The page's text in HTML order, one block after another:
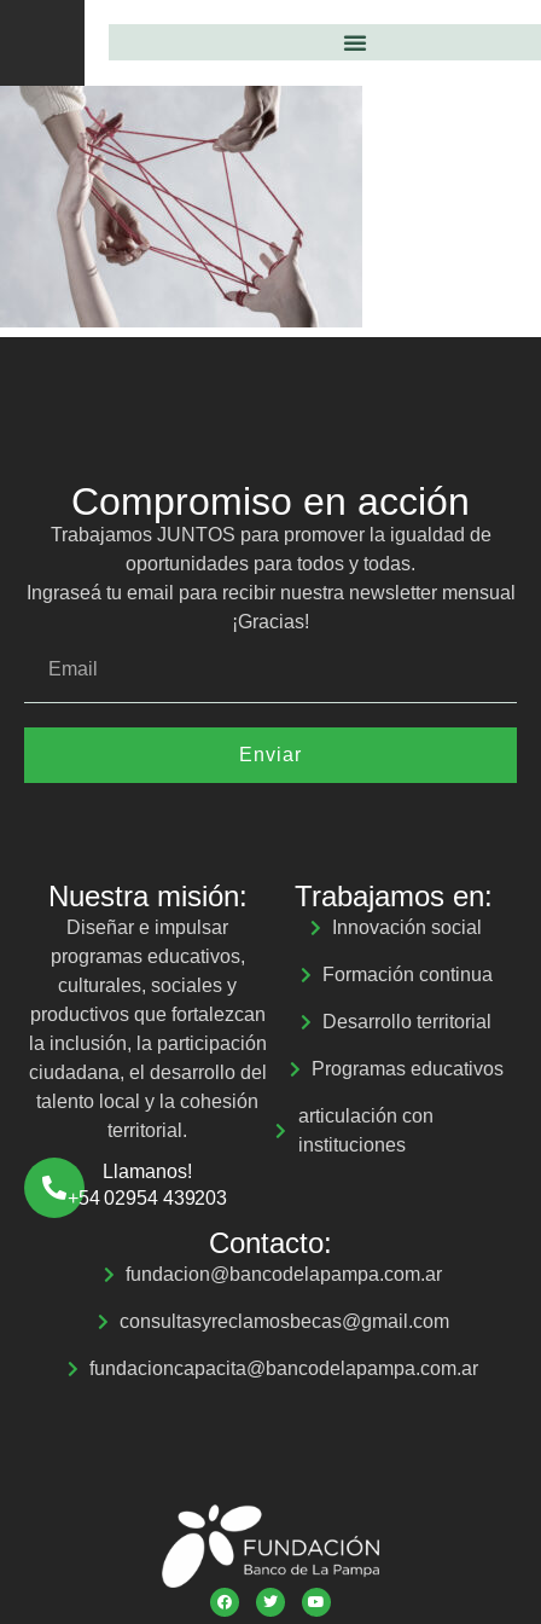
Compromiso en acción
Trabajamos JUNTOS para promover la igualdad de
oportunidades para todos y todas.
Ingraseá tu email para recibir nuestra newsletter mensual
¡Gracias!
Enviar
Nuestra misión:
Diseñar e impulsar
programas educativos,
culturales, sociales y
productivos que fortalezcan
la inclusión, la participación
ciudadana, el desarrollo del
talento local y la cohesión
territorial.
Llamanos!
+54 02954 439203
Trabajamos en:
Innovación social
Formación continua
Desarrollo territorial
Programas educativos
articulación con
instituciones
Contacto:
fundacion@bancodelapampa.com.ar
consultasyreclamosbecas@gmail.com
fundacioncapacita@bancodelapampa.com.ar